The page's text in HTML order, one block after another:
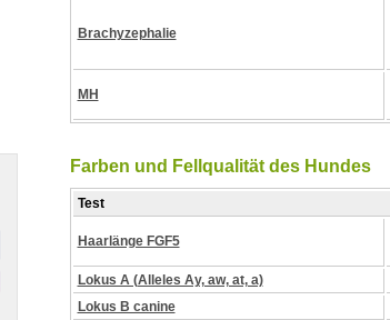
Brachyzephalie
MH
Farben und Fellqualität des Hundes
Test
Haarlänge FGF5
Lokus A (Alleles Ay, aw, at, a)
Lokus B canine